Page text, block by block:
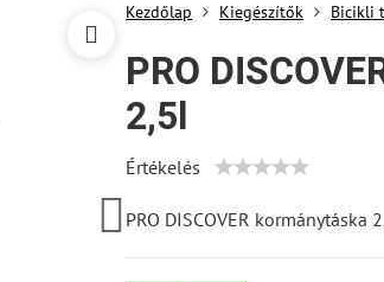
Kezdőlap Kiegészítők Bicikli
PRO
2,5l
Értékelés
PRO DISCOVER kormánytáska